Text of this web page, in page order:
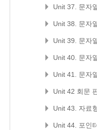
Unit 37. 문자
Unit 38. 문자
Unit 39. 문자
Unit 40. 문자
Unit 41. 문자
Unit 42 회문
Unit 43. 자료
Unit 44. 포인